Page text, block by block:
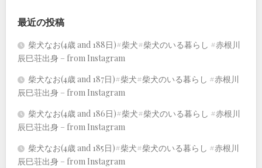
最近の投稿
柴犬なお(4歳 and 188日)#柴犬#柴犬のいる暮らし #赤根川
辰巳荘出身 – from Instagram
柴犬なお(4歳 and 187日)#柴犬#柴犬のいる暮らし #赤根川
辰巳荘出身 – from Instagram
柴犬なお(4歳 and 186日)#柴犬#柴犬のいる暮らし #赤根川
辰巳荘出身 – from Instagram
柴犬なお(4歳 and 185日)#柴犬#柴犬のいる暮らし #赤根川
辰巳荘出身 – from Instagram